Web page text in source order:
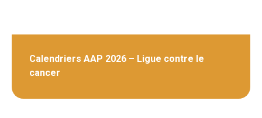
Calendriers AAP 2026 – Ligue contre le
cancer